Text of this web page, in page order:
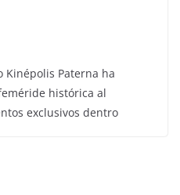
Kinépolis Paterna ha
histórica al
exclusivos dentro